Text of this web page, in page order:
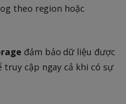
theo region hoặc
đảm bảo dữ liệu được
truy cập ngay cả khi có sự